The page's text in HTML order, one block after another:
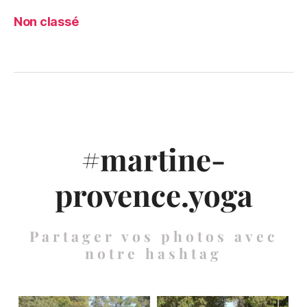
Non classé
#martine-
provence.yoga
Partager vos photos avec
notre hashtag